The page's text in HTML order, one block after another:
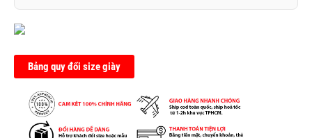
0.0
sao
Bảng quy đổi size giày